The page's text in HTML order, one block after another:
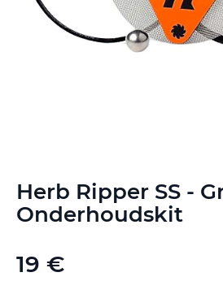
Herb Ripper SS -
Onderhoudskit
19 €
naar
het
begin
de
afbeeldingen-